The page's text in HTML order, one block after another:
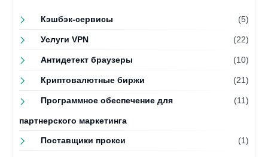
Кэшбэк-сервисы (5)
Услуги VPN (22)
Антидетект браузеры (10)
Криптовалютные биржи (21)
Программное обеспечение для
партнерского маркетинга
(11)
Поставщики прокси (1)